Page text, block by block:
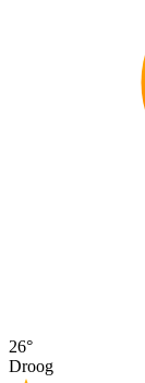
26°
Droog